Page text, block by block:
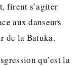
firent s’agiter
aux danseurs
de la Batuka.
qu’est la